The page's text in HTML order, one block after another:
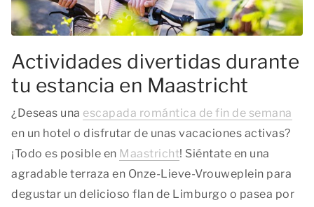
Actividades divertidas durante
tu estancia en Maastricht
¿Deseas una escapada romántica de fin de semana
en un hotel o disfrutar de unas vacaciones activas?
¡Todo es posible en Maastricht! Siéntate en una
agradable terraza en Onze-Lieve-Vrouweplein para
degustar un delicioso flan de Limburgo o pasea por